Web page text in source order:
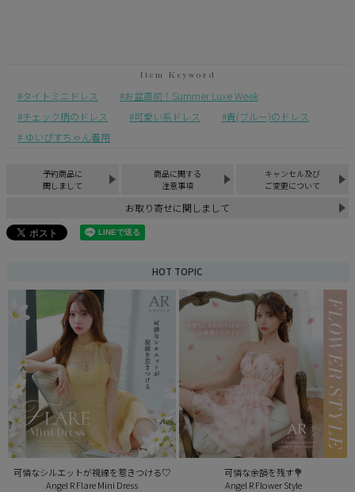
タイトミニドレス
お盆直前！Summer Luxe Week
チェック柄のドレス
可愛い系ドレス
青(ブルー)のドレス
ゆいぴすちゃん着用
予約商品に
関しまして
商品に関する
注意事項
キャンセル及び
ご変更について
お取り寄せに関しまして
HOT TOPIC
可憐なシルエットが視線を惹きつける♡
Angel R Flare Mini Dress
可憐な余韻を残す💐
Angel R Flower Style